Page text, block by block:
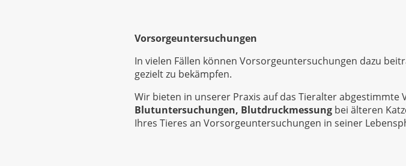
Vorsorgeuntersuchungen
In vielen Fällen können Vorsorgeuntersuchungen dazu
gezielt zu bekämpfen.
Wir bieten in unserer Praxis auf das Tieralter
Blutuntersuchungen, Blutdruckmessung bei älteren
Ihres Tieres an Vorsorgeuntersuchungen in seiner